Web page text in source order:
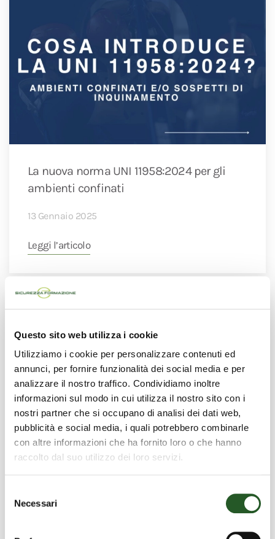
Questo sito web utilizza i cookie
Utilizziamo i cookie per personalizzare contenuti ed
annunci, per fornire funzionalità dei social media e per
analizzare il nostro traffico. Condividiamo inoltre
informazioni sul modo in cui utilizza il nostro sito con i
nostri partner che si occupano di analisi dei dati web,
pubblicità e social media, i quali potrebbero combinarle
con altre informazioni che ha fornito loro o che hanno
raccolto dal suo utilizzo dei loro servizi.
delNecessari
La nuova norma UNI 11958:2024 per gli
ambienti confinati
13 Gennaio 2025
Leggi l’articolo
DLgs 135/2024 e sostanze reprotossiche